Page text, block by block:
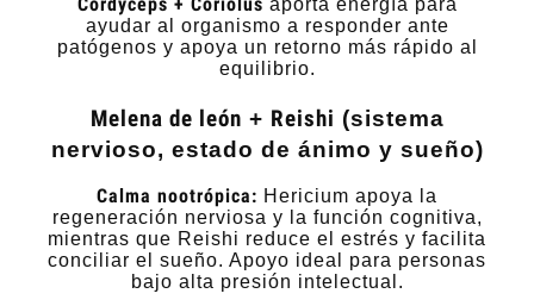
ayudar al organismo a responder ante
patógenos y apoya un retorno más rápido al
equilibrio.
Melena de león + Reishi (sistema
nervioso, estado de ánimo y sueño)
Calma nootrópica: Hericium apoya la
regeneración nerviosa y la función cognitiva,
mientras que Reishi reduce el estrés y facilita
conciliar el sueño. Apoyo ideal para personas
bajo alta presión intelectual.